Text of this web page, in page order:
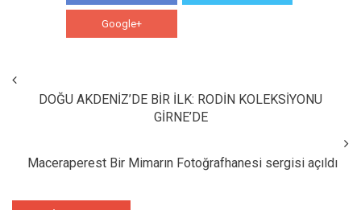
Google+
DOĞU AKDENİZ’DE BİR İLK: RODİN KOLEKSİYONU
GİRNE’DE
Maceraperest Bir Mimarın Fotoğrafhanesi sergisi açıldı